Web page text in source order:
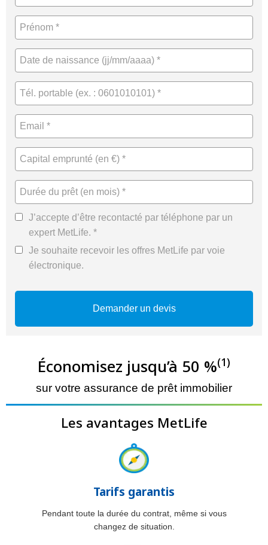
J’accepte d’être recontacté par téléphone par un
expert MetLife. *
Je souhaite recevoir les offres MetLife par voie
électronique.
Économisez jusqu’à 50 %(1)
sur votre assurance de prêt immobilier
Les avantages MetLife
Tarifs garantis
Pendant toute la durée du contrat, même si vous
changez de situation.